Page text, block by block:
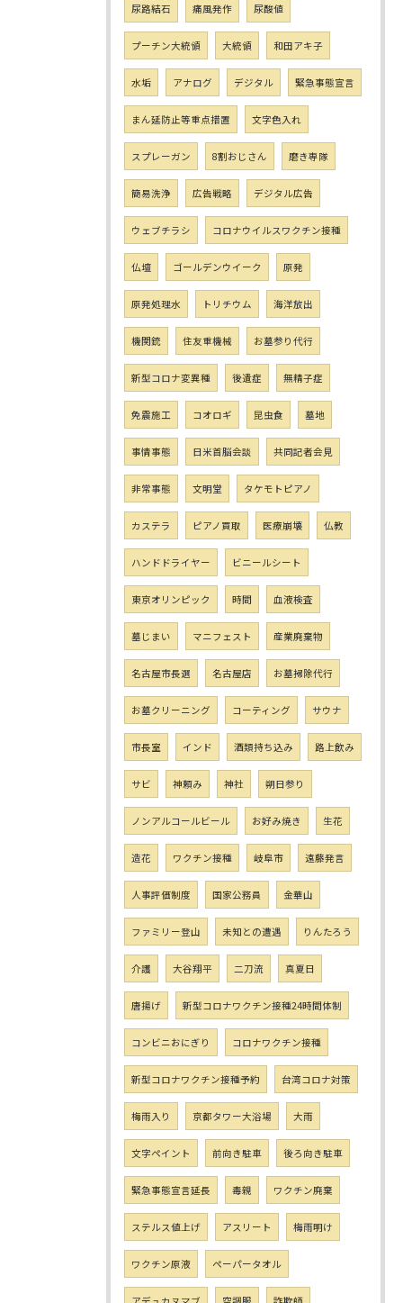
尿路結石 痛風発作 尿酸値
プーチン大統領 大統領 和田アキ子
水垢 アナログ デジタル 緊急事態宣言
まん延防止等重点措置 文字色入れ
スプレーガン 8割おじさん 磨き専隊
簡易洗浄 広告戦略 デジタル広告
ウェブチラシ コロナウイルスワクチン接種
仏壇 ゴールデンウイーク 原発
原発処理水 トリチウム 海洋放出
機関銃 住友重機械 お墓参り代行
新型コロナ変異種 後遺症 無精子症
免震施工 コオロギ 昆虫食 墓地
事情事態 日米首脳会談 共同記者会見
非常事態 文明堂 タケモトピアノ
カステラ ピアノ買取 医療崩壊 仏教
ハンドドライヤー ビニールシート
東京オリンピック 時間 血液検査
墓じまい マニフェスト 産業廃棄物
名古屋市長選 名古屋店 お墓掃除代行
お墓クリーニング コーティング サウナ
市長室 インド 酒類持ち込み 路上飲み
サビ 神頼み 神社 朔日参り
ノンアルコールビール お好み焼き 生花
造花 ワクチン接種 岐阜市 遠藤発言
人事評価制度 国家公務員 金華山
ファミリー登山 未知との遭遇 りんたろう
介護 大谷翔平 二刀流 真夏日
唐揚げ 新型コロナワクチン接種24時間体制
コンビニおにぎり コロナワクチン接種
新型コロナワクチン接種予約 台湾コロナ対策
梅雨入り 京都タワー大浴場 大雨
文字ペイント 前向き駐車 後ろ向き駐車
緊急事態宣言延長 毒親 ワクチン廃棄
ステルス値上げ アスリート 梅雨明け
ワクチン原液 ペーパータオル